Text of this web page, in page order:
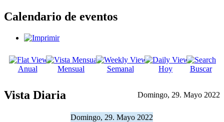
Calendario de eventos
Anual Mensual Semanal Hoy Buscar
Vista Diaria Domingo, 29. Mayo 2022
Domingo, 29. Mayo 2022